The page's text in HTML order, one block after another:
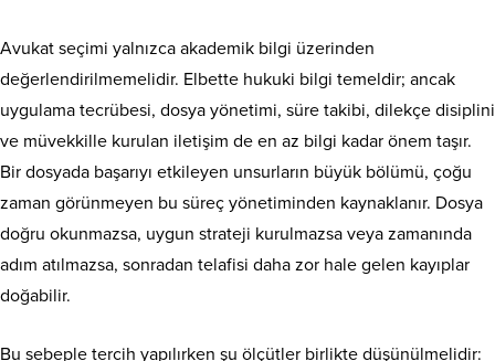
Avukat seçimi yalnızca akademik bilgi üzerinden
değerlendirilmemelidir. Elbette hukuki bilgi temeldir; ancak
uygulama tecrübesi, dosya yönetimi, süre takibi, dilekçe disiplini
ve müvekkille kurulan iletişim de en az bilgi kadar önem taşır.
Bir dosyada başarıyı etkileyen unsurların büyük bölümü, çoğu
zaman görünmeyen bu süreç yönetiminden kaynaklanır. Dosya
doğru okunmazsa, uygun strateji kurulmazsa veya zamanında
adım atılmazsa, sonradan telafisi daha zor hale gelen kayıplar
doğabilir.
Bu sebeple tercih yapılırken şu ölçütler birlikte düşünülmelidir: